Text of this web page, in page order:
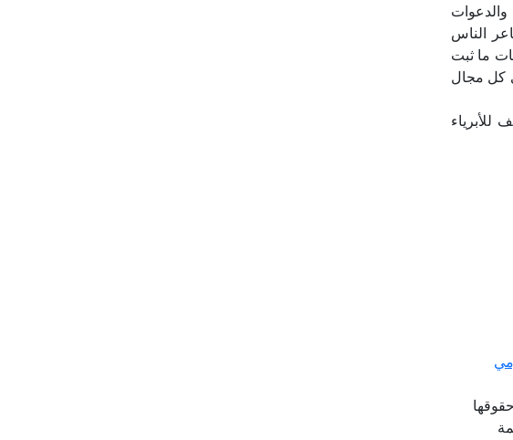
الناس
ما ثبت
كل مجال